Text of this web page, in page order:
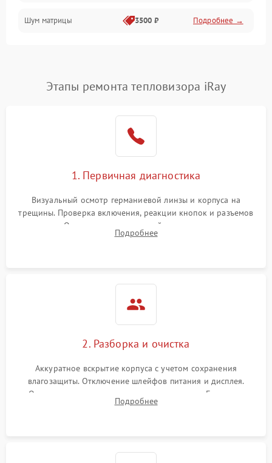
Проблемы питания
Сбои коммуникаций и интерфейсов
Экран (дисплей)
Шум матрицы 3500 ₽ Подробнее →
Этапы ремонта тепловизора iRay
1. Первичная диагностика
Визуальный осмотр германиевой линзы и корпуса на
трещины. Проверка включения, реакции кнопок и разъемов
зарядки. Оценка вывода тепловой сигнатуры на экран,
проверка базовых функций и считывание системных
Подробнее
2. Разборка и очистка
Аккуратное вскрытие корпуса с учетом сохранения
влагозащиты. Отключение шлейфов питания и дисплея.
Очистка внутренних плат от окислов и пыли. Бережная
обработка германиевого объектива специализированными
Подробнее